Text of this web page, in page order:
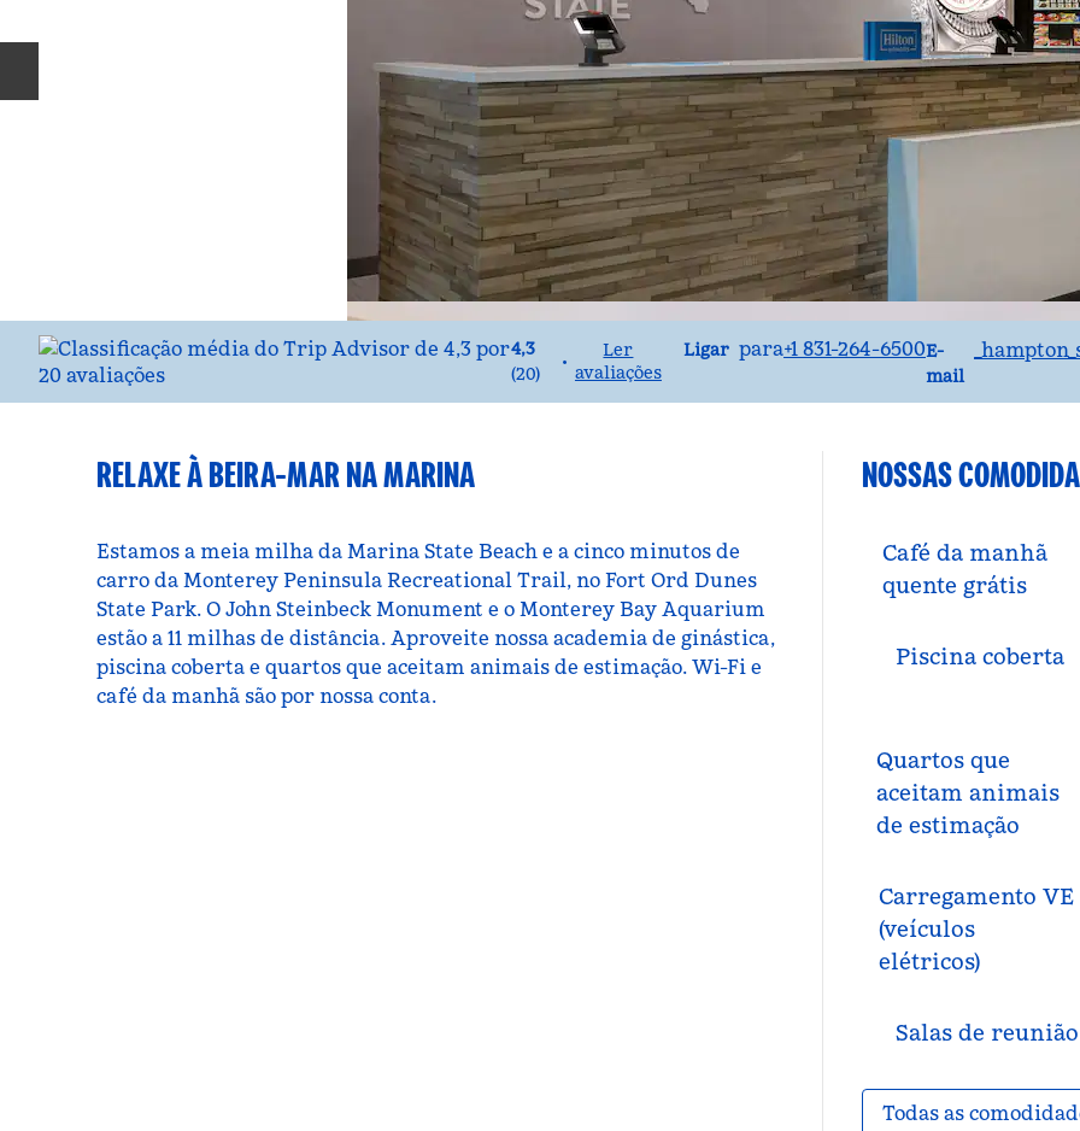
4,3
(20)
•
Ler
avaliações
Ligar
Ligue para+1 831-264-6500E-
mail
E-mailMRYHM
RELAXE À BEIRA-MAR NA MARINA
Estamos a meia milha da Marina State Beach e a cinco minutos de
carro da Monterey Peninsula Recreational Trail, no Fort Ord Dunes
State Park. O John Steinbeck Monument e o Monterey Bay Aquarium
estão a 11 milhas de distância. Aproveite nossa academia de ginástica,
piscina coberta e quartos que aceitam animais de estimação. Wi-Fi e
café da manhã são por nossa conta.
NOSSAS
Café da manhã
quente grátis
Piscina coberta
Quartos que
aceitam animais
de estimação
Carregamento VE
(veículos
elétricos)
Salas de reunião
Todas as